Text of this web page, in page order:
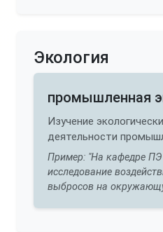
Экология
промышленная
Изучение
деятельности
Пример: "На кафедре ПЭ
исследование
выбросов на